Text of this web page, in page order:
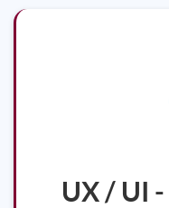
UX / UI